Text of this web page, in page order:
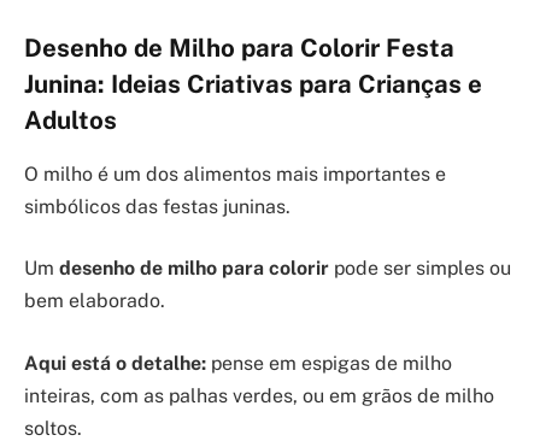
Desenho de Milho para Colorir Festa
Junina: Ideias Criativas para Crianças e
Adultos
O milho é um dos alimentos mais importantes e
simbólicos das festas juninas.
Um desenho de milho para colorir pode ser simples ou
bem elaborado.
Aqui está o detalhe: pense em espigas de milho
inteiras, com as palhas verdes, ou em grãos de milho
soltos.